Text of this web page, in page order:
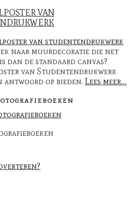
VAN
naar muurdecoratie die net
dan de standaard canvas?
van Studentendrukwerk
antwoord op bieden. Lees meer…